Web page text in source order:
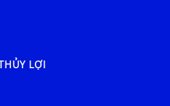
LỢI